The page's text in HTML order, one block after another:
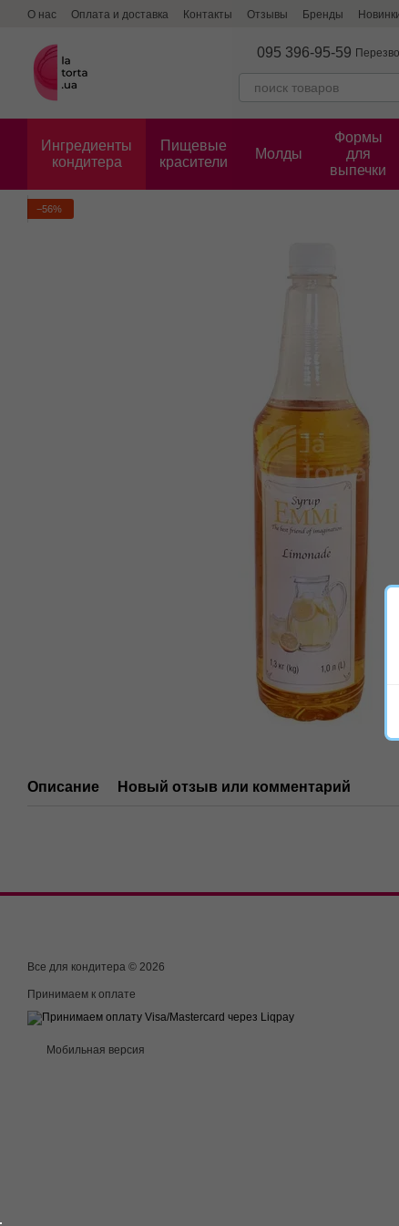
Перейти к основному контенту
О нас Оплата и доставка Контакты Отзывы Бренды
095 396-95-59
Ингредиенты
кондитера
Пищевые
красители
Молды
Формы
для
выпечки
−56%
Описание Новый отзыв или комментарий
Все для кондитера © 2026
Принимаем к оплате
Мобильная версия